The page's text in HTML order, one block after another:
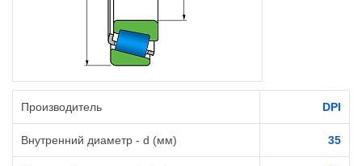
Производитель DPI
Внутренний диаметр - d (мм) 35